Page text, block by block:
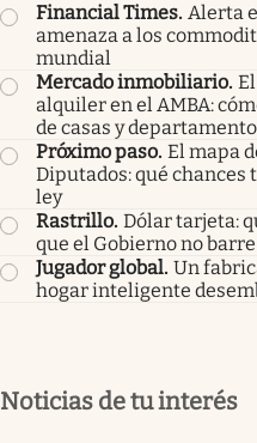
Financial Times. Alerta
amenaza a los
mundial
Mercado inmobiliario.
alquiler en el AMBA:
de casas y
Próximo paso. El mapa
Diputados: qué chances
ley
Rastrillo. Dólar tarjeta:
que el Gobierno no barre
Jugador global. Un
hogar inteligente
Noticias de tu interés